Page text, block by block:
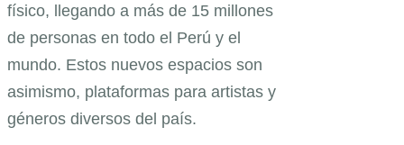
físico, llegando a más de 15 millones
de personas en todo el Perú y el
mundo. Estos nuevos espacios son
asimismo, plataformas para artistas y
géneros diversos del país.